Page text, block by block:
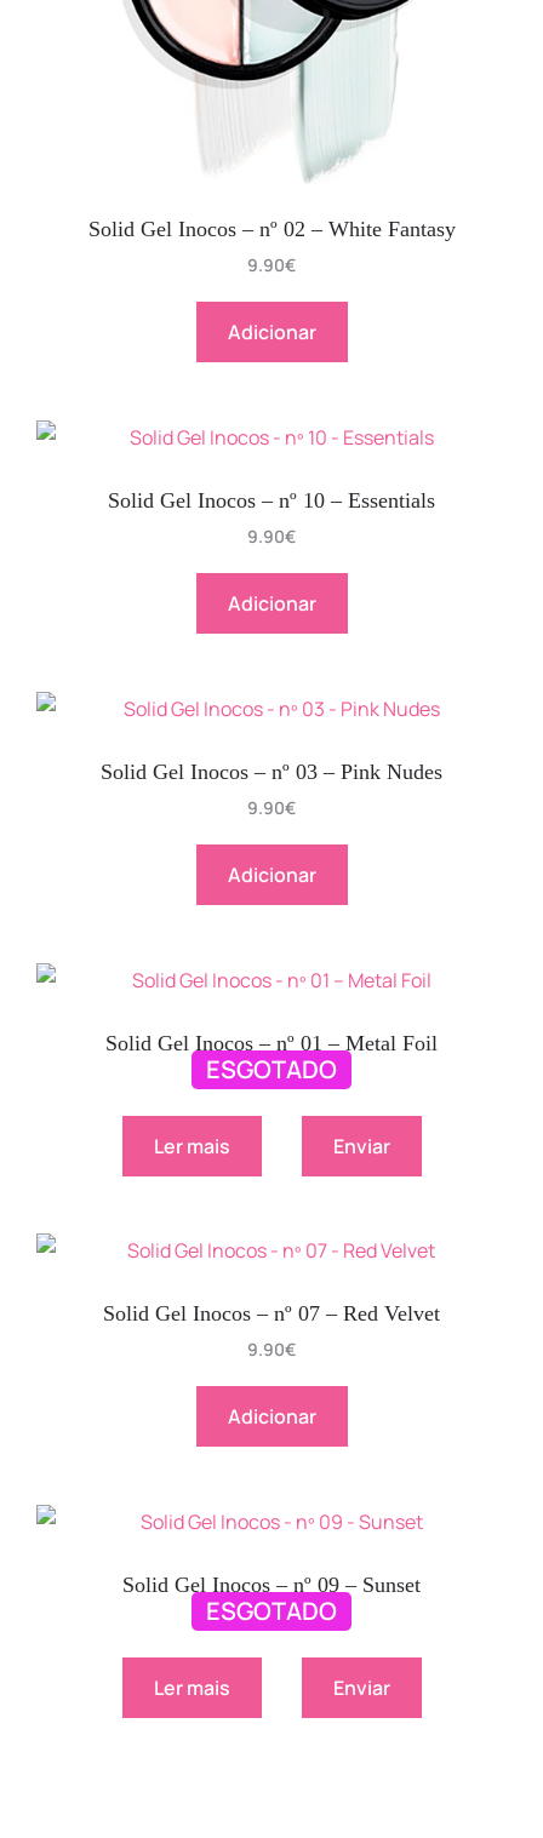
Solid Gel Inocos – nº 02 – White Fantasy
9.90€
Adicionar
Solid Gel Inocos – nº 10 – Essentials
9.90€
Adicionar
Solid Gel Inocos – nº 03 – Pink Nudes
9.90€
Adicionar
ESGOTADO
Solid Gel Inocos – nº 01 – Metal Foil
9.90 €
Ler mais Enviar
Solid Gel Inocos – nº 07 – Red Velvet
9.90€
Adicionar
ESGOTADO
Solid Gel Inocos – nº 09 – Sunset
9.90 €
Ler mais Enviar